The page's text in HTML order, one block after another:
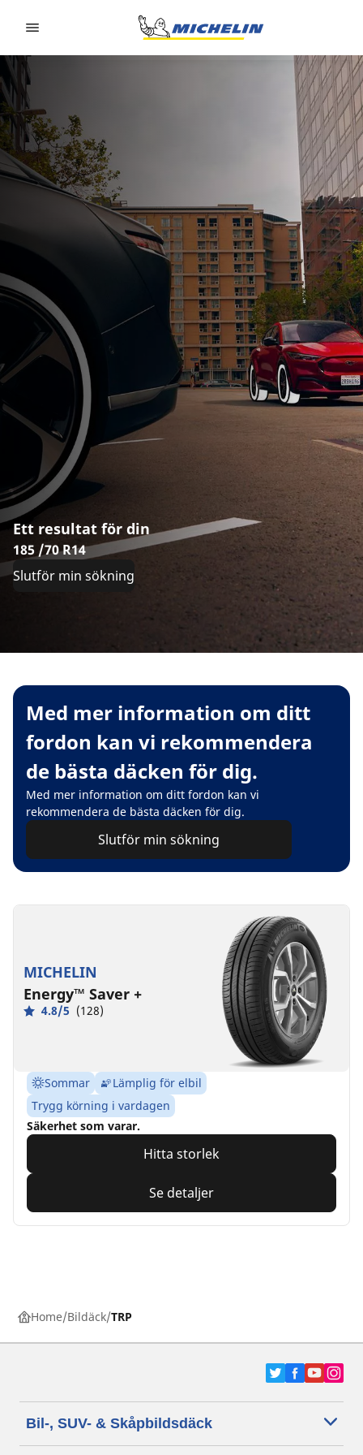
Ett resultat för din
185 /70 R14
Slutför min sökning
Med mer information om ditt
fordon kan vi rekommendera
de bästa däcken för dig.
Med mer information om ditt fordon kan vi
rekommendera de bästa däcken för dig.
Slutför min sökning
MICHELIN
Energy™ Saver +
4.8/5 (128)
Sommar
Lämplig för elbil
Trygg körning i vardagen
Säkerhet som varar.
Hitta storlek
Se detaljer
Home Bildäck TRP
Bil-, SUV- & Skåpbildsdäck